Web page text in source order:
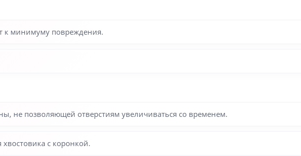
к минимуму повреждения.
не позволяющей отверстиям увеличиваться со временем.
с коронкой.